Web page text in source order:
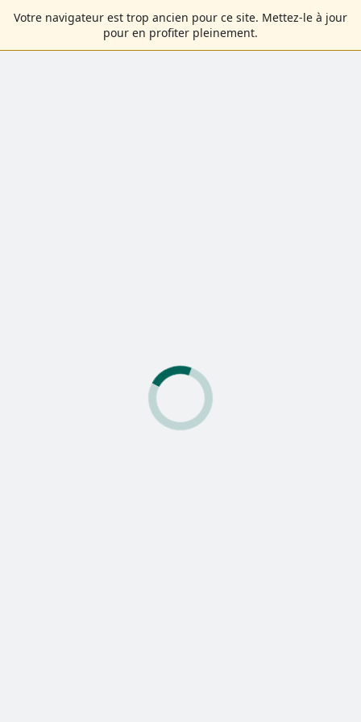
Votre navigateur est trop ancien pour ce site. Mettez-le à jour
pour en profiter pleinement.